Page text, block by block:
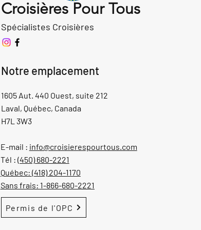
Croisières Pour Tous
Spécialistes Croisières
Notre emplacement
1605 Aut. 440 Ouest, suite 212
Laval, Québec, Canada
H7L 3W3
E-mail : info@croisierespourtous.com
Tél : (450) 680-2221
Québec: (418) 204-1170
Sans frais: 1-866-680-2221
Permis de l'OPC